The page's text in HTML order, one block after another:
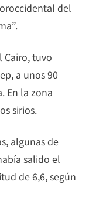
del
Cairo, tuvo
a unos 90
En la zona
sirios.
algunas de
salido el
de 6,6, según